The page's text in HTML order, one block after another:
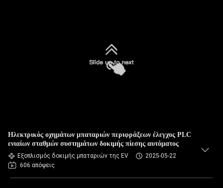
Ηλεκτρικός οχημάτων μπαταριών περιφράξεων έλεγχος PLC
ενιαίων σταθμών συστημάτων δοκιμής πίεσης αυτόματος
Εξοπλισμός δοκιμής μπαταριών της EV
2025-05-22
606 απόψεις